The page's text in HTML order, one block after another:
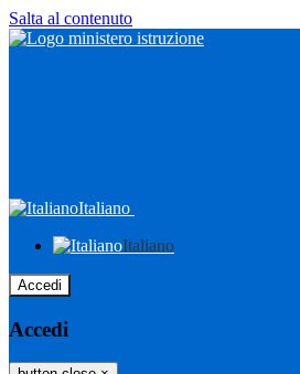
Salta al contenuto
Italiano
Italiano
Accedi
Accedi